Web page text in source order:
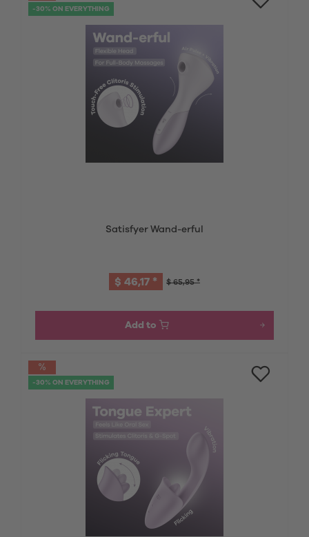
-30% ON EVERYTHING
Satisfyer Wand-erful
$ 65,95 *
$ 46,17 *
Add to
-30% ON EVERYTHING